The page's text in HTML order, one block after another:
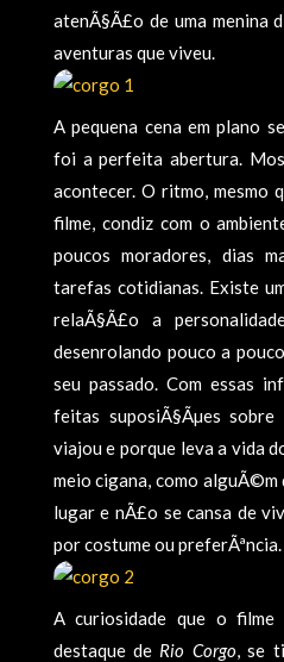
atenÃ§Ã£o de uma menina
aventuras que viveu.
A pequena cena em plano
foi a perfeita abertura.
acontecer. O ritmo, mesmo
filme, condiz com o
poucos moradores, dias
tarefas cotidianas. Existe
relaÃ§Ã£o a
desenrolando pouco a
seu passado. Com essas
feitas suposiÃ§Ãµes
viajou e porque leva a vida
meio cigana, como alguÃ©m
lugar e nÃ£o se cansa de
por costume ou preferÃªncia.
A curiosidade que o
destaque de Rio Corgo, se